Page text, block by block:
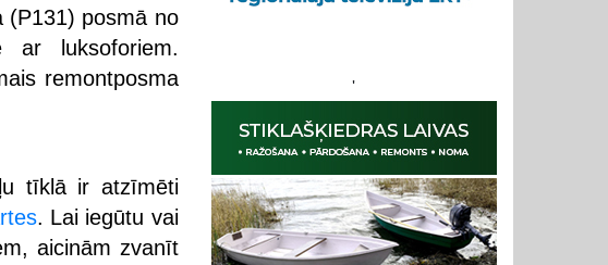
(P131) posmā no
ar luksoforiem.
remontposma
tīklā ir atzīmēti
. Lai iegūtu vai
aicinām zvanīt
'